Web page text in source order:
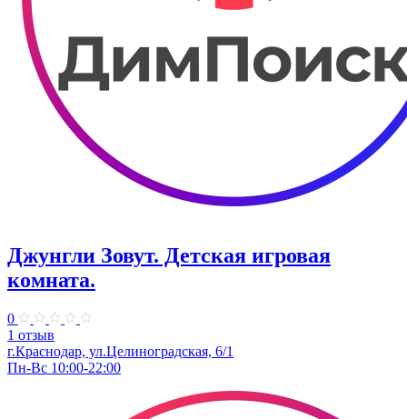
Джунгли Зовут. Детская игровая
комната.
0
1 отзыв
г.Краснодар, ул.​Целиноградская, 6/1
Пн-Вс 10:00-22:00